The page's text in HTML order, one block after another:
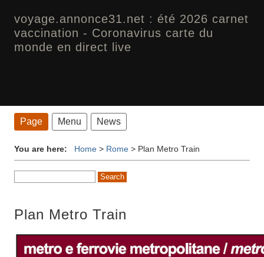
voyage.annonce31.net : été 2026 carnet
vaccination - Coronavirus carte du
monde en direct live
Page Menu News
You are here: Home > Rome > Plan Metro Train
Plan Metro Train